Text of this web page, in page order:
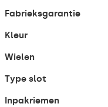
Fabrieksgarantie
Kleur
Wielen
Type slot
Inpakriemen